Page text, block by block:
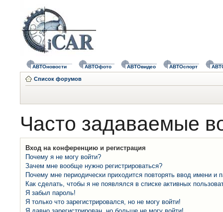
АВТОновости АВТОфото АВТОвидео АВТОспорт
Список форумов
Часто задаваемые
Вход на конференцию и регистрация
Почему я не могу войти?
Зачем мне вообще нужно регистрироваться?
Почему мне периодически приходится повторять ввод имени и
Как сделать, чтобы я не появлялся в списке активных
Я забыл пароль!
Я только что зарегистрировался, но не могу войти!